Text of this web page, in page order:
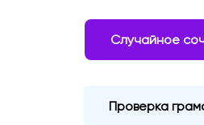
Случайное
Проверка